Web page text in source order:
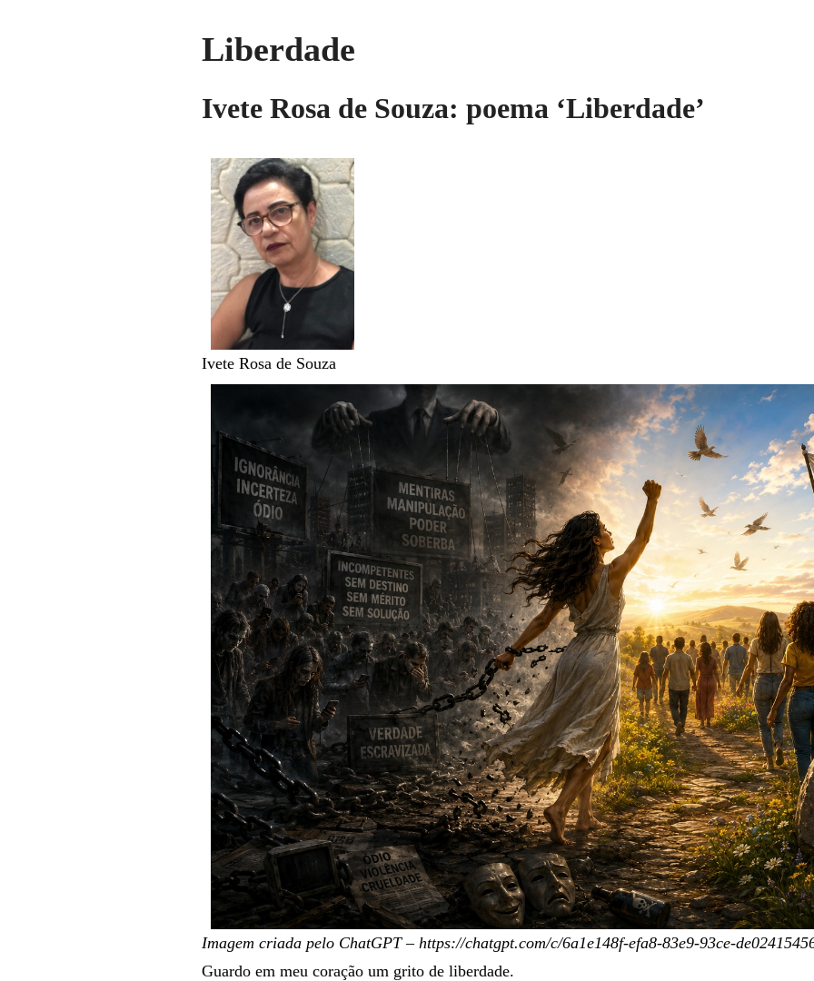
Liberdade
Ivete Rosa de Souza: poema ‘Liberdade’
Ivete Rosa de Souza
Imagem criada pelo ChatGPT – https://chatgpt.com/c/6a1e148f-efa8-83e9-93ce-
Guardo em meu coração um grito de liberdade.